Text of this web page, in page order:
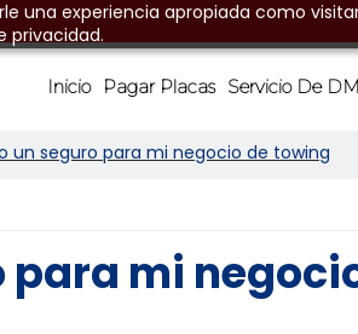
una experiencia apropiada como
privacidad.
Inicio Pagar Placas Servicio De
un seguro para mi negocio de towing
para mi